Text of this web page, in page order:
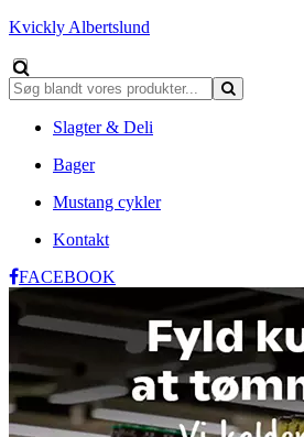
Kvickly Albertslund
Slagter & Deli
Bager
Mustang cykler
Kontakt
FACEBOOK